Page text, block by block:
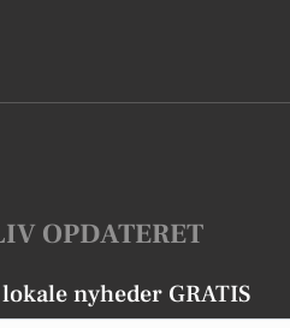
OPDATERET
nyheder GRATIS